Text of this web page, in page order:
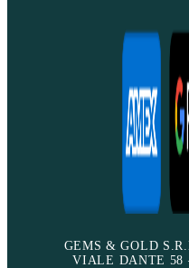
GEMS & GOLD
VIALE DANTE 58